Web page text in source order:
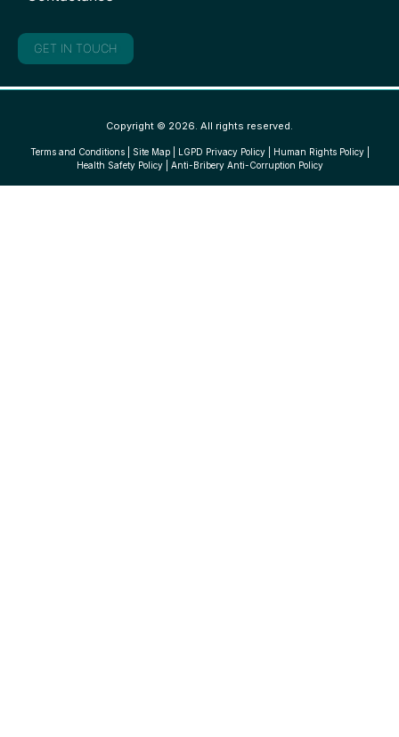
GET IN TOUCH
Copyright © 2026. All rights reserved.
Terms and Conditions| Site Map| LGPD Privacy Policy| Human Rights Policy|
Health Safety Policy| Anti-Bribery Anti-Corruption Policy